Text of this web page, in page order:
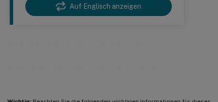
Auf Englisch anzeigen